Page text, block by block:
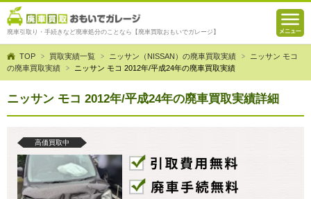
廃車引取り・手続きなど廃車処分のことなら【廃車買取おもいでガレージ】
TOP 買取実績一覧 ニッサン（NISSAN）の廃車買取実績
ニッサン モコ
の廃車買取実績
ニッサン モコ 2012年/平成24年の廃車買取実績
ニッサン モコ 2012年/平成24年の廃車買取実績詳細
高価買取中